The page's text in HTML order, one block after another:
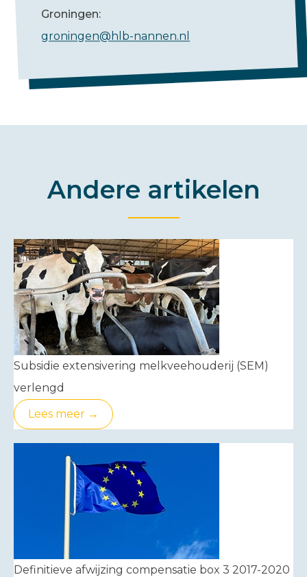
Groningen:
groningen@hlb-nannen.nl
Andere artikelen
Subsidie extensivering melkveehouderij (SEM)
verlengd
Lees meer →
Definitieve afwijzing compensatie box 3 2017-2020